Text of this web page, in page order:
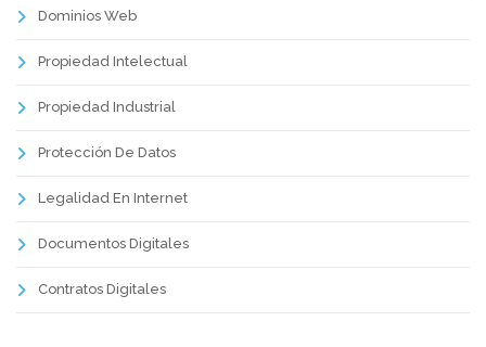
Dominios Web
Propiedad Intelectual
Propiedad Industrial
Protección De Datos
Legalidad En Internet
Documentos Digitales
Contratos Digitales